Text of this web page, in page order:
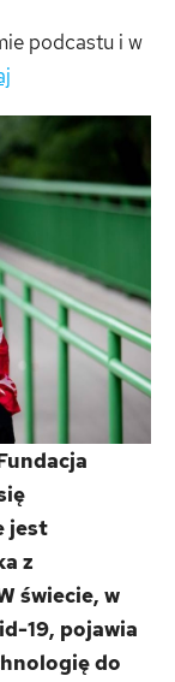
podcastu i w
jest
z
świecie, w
19, pojawia
do